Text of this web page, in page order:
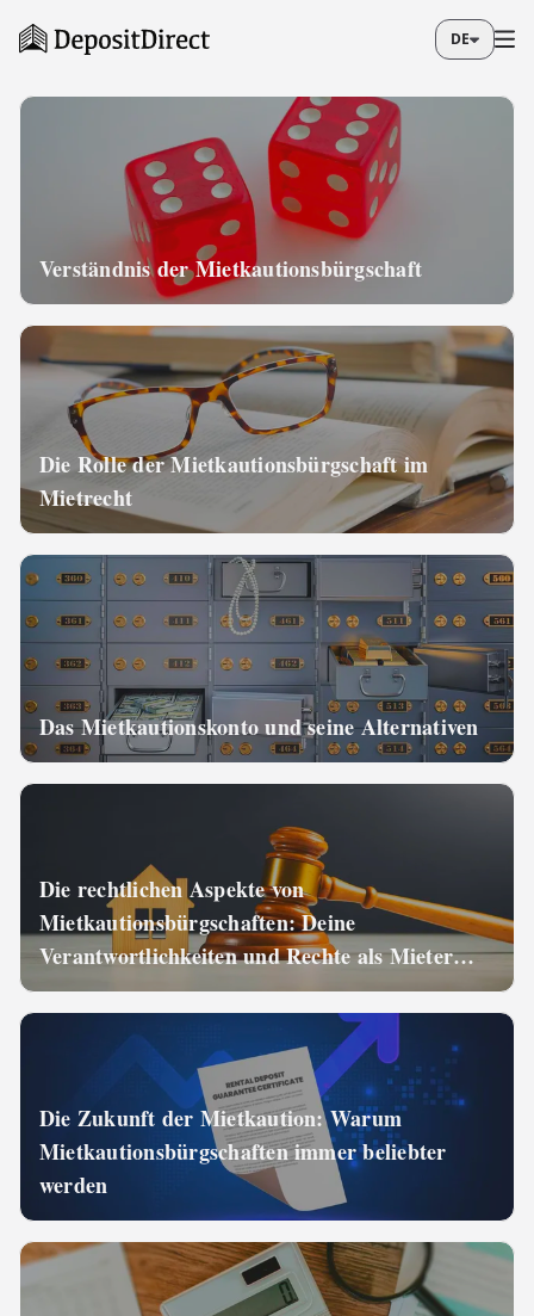
DE
Verständnis der Mietkautionsbürgschaft
Die Rolle der Mietkautionsbürgschaft im
Mietrecht
Das Mietkautionskonto und seine Alternativen
Die rechtlichen Aspekte von
Mietkautionsbürgschaften: Deine
Verantwortlichkeiten und Rechte als Mieter
und Vermieter
Die Zukunft der Mietkaution: Warum
Mietkautionsbürgschaften immer beliebter
werden